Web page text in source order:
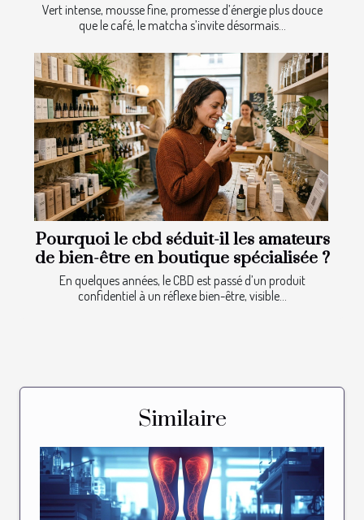
Vert intense, mousse fine, promesse d’énergie plus douce
que le café, le matcha s’invite désormais...
Pourquoi le cbd séduit-il les amateurs
de bien-être en boutique spécialisée ?
En quelques années, le CBD est passé d’un produit
confidentiel à un réflexe bien-être, visible...
Similaire